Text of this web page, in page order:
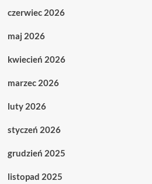
czerwiec 2026
maj 2026
kwiecień 2026
marzec 2026
luty 2026
styczeń 2026
grudzień 2025
listopad 2025